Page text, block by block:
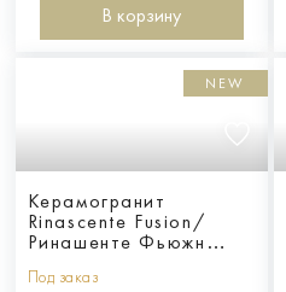
В корзину
NEW
Керамогранит
Rinascente Fusion/
Ринашенте Фьюжн
Под заказ